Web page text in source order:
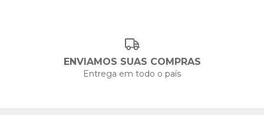
ENVIAMOS SUAS COMPRAS
Entrega em todo o país